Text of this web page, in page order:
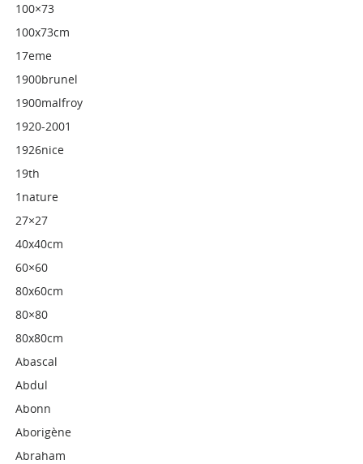
100×73
100x73cm
17eme
1900brunel
1900malfroy
1920-2001
1926nice
19th
1nature
27×27
40x40cm
60×60
80x60cm
80×80
80x80cm
Abascal
Abdul
Abonn
Aborigène
Abraham